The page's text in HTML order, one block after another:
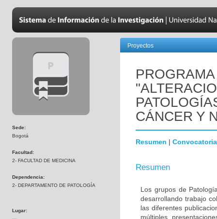
Sede:
Bogotá
Facultad:
2- FACULTAD DE MEDICINA
Dependencia:
2- DEPARTAMENTO DE PATOLOGÍA
Lugar:
Proyectos
CÁNCER Y
Resumen | Convocatoria
Resumen
Los grupos de
desarrollando trabajo
las diferentes
múltiples